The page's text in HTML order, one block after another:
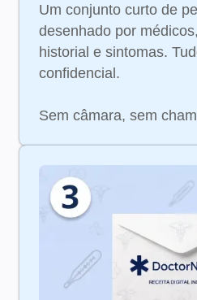
Um conjunto curto de
desenhado por
historial e sintomas.
confidencial.
Sem câmara, sem